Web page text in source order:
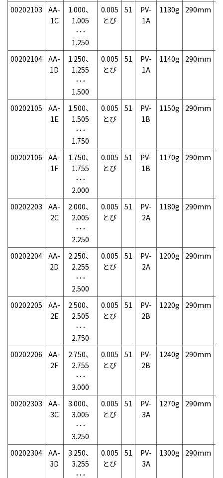
00202103
AA-
1C
1.000、
1.005
･･･
1.250
0.005
とび
51
PV-
1A
1130g 290mm
00202104 AA-
1D
1.250、
1.255
･･･
1.500
0.005
とび
51
PV-
1A
1140g 290mm
00202105
AA-
1E
1.500、
1.505
･･･
1.750
0.005
とび
51
PV-
1B
1150g 290mm
00202106
AA-
1F
1.750、
1.755
･･･
2.000
0.005
とび
51
PV-
1B
1170g 290mm
00202203
AA-
2C
2.000、
2.005
･･･
2.250
0.005
とび
51
PV-
2A
1180g 290mm
00202204 AA-
2D
2.250、
2.255
･･･
2.500
0.005
とび
51
PV-
2A
1200g 290mm
00202205
AA-
2E
2.500、
2.505
･･･
2.750
0.005
とび
51
PV-
2B
1220g 290mm
00202206
AA-
2F
2.750、
2.755
･･･
3.000
0.005
とび
51
PV-
2B
1240g 290mm
00202303
AA-
3C
3.000、
3.005
･･･
3.250
0.005
とび
51
PV-
3A
1270g 290mm
00202304 AA-
3D
3.250、
3.255
･･･
0.005
とび
51
PV-
3A
1300g 290mm